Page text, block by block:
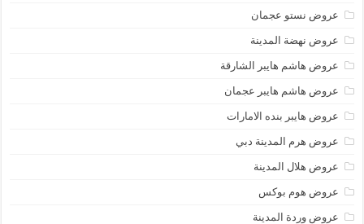
عروض نستو عجمان
عروض نهضة المدينة
عروض هاشم هايبر الشارقة
عروض هاشم هايبر عجمان
عروض هايبر بنده الامارات
عروض هرم المدينة دبي
عروض هلال المدينة
عروض هوم بوكس
عروض وردة المدينة